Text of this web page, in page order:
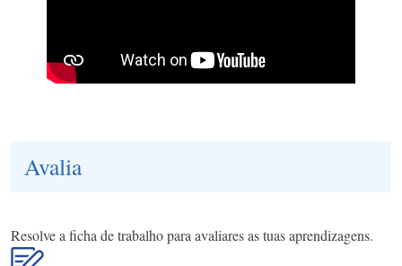
Avalia
Resolve a ficha de trabalho para avaliares as tuas aprendizagens.